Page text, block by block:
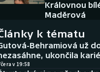
Královnou
Maděrová
k tématu
Behramiová už
ukončila
v 19:58